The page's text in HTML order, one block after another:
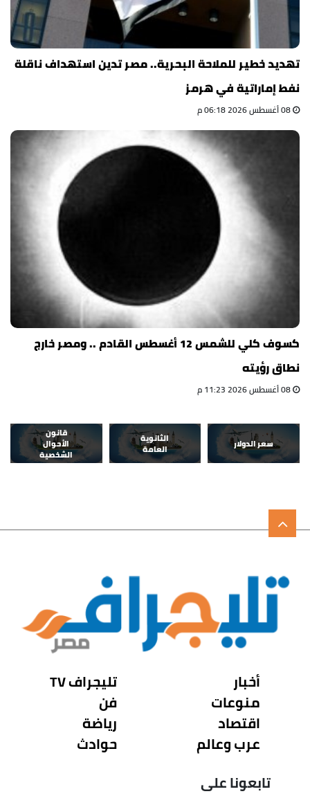
تهديد خطير للملاحة البحرية.. مصر تدين استهداف ناقلة
نفط إماراتية في هرمز
كسوف كلي للشمس 12 أغسطس القادم .. ومصر خارج
نطاق رؤيته
سعر الدولار
الثانوية
العامة
قانون
الأحوال
الشخصية
أخبار
منوعات
اقتصاد
عرب وعالم
تليجراف TV
فن
رياضة
حوادث
تابعونا على